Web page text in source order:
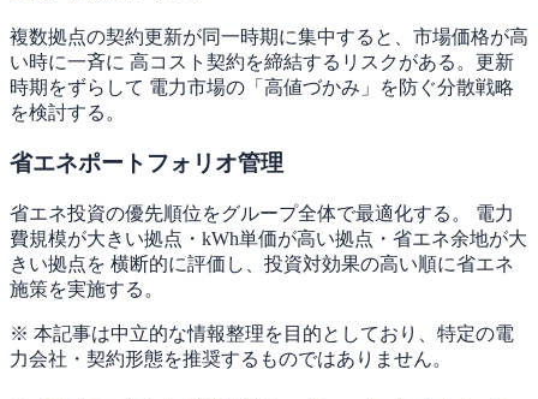
複数拠点の契約更新が同一時期に集中すると、市場価格が高
い時に一斉に 高コスト契約を締結するリスクがある。更新
時期をずらして 電力市場の「高値づかみ」を防ぐ分散戦略
を検討する。
省エネポートフォリオ管理
省エネ投資の優先順位をグループ全体で最適化する。 電力
費規模が大きい拠点・kWh単価が高い拠点・省エネ余地が大
きい拠点を 横断的に評価し、投資対効果の高い順に省エネ
施策を実施する。
※ 本記事は中立的な情報整理を目的としており、特定の電
力会社・契約形態を推奨するものではありません。